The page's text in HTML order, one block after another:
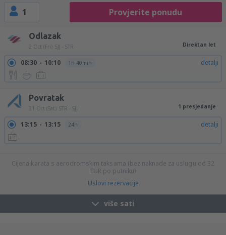
1 Provjerite ponudu
Odlazak
2 Oct (Fri) SJJ - STR Direktan let
08:30 10:10 1h 40min detalji
Povratak
31 Oct (Sat) STR - SJJ 1 presjedanje
13:15 13:15 24h detalji
Cijena karata s aerodromskim taksama (bez naknade za uslugu od 32
EUR po putniku)
Uslovi rezervacije
više sati